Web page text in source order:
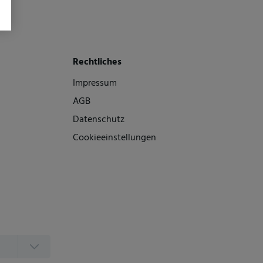
Rechtliches
Impressum
AGB
Datenschutz
Cookieeinstellungen